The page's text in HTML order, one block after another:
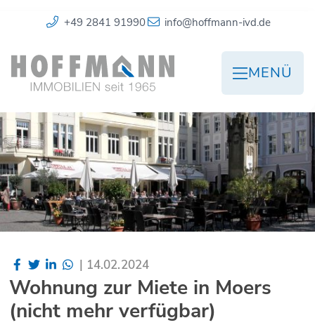
+49 2841 91990 info@hoffmann-ivd.de
MENÜ
| 14.02.2024
Wohnung zur Miete in Moers
(nicht mehr verfügbar)